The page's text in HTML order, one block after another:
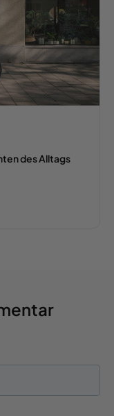
des Alltags